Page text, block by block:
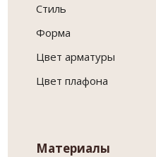
Стиль
Форма
Цвет арматуры
Цвет плафона
Материалы